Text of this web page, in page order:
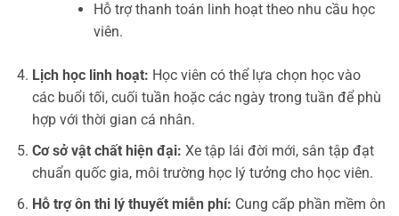
Hỗ trợ thanh toán linh hoạt theo nhu cầu học
viên.
Lịch học linh hoạt: Học viên có thể lựa chọn học vào
các buổi tối, cuối tuần hoặc các ngày trong tuần để phù
hợp với thời gian cá nhân.
Cơ sở vật chất hiện đại: Xe tập lái đời mới, sân tập đạt
chuẩn quốc gia, môi trường học lý tưởng cho học viên.
Hỗ trợ ôn thi lý thuyết miễn phí: Cung cấp phần mềm ôn